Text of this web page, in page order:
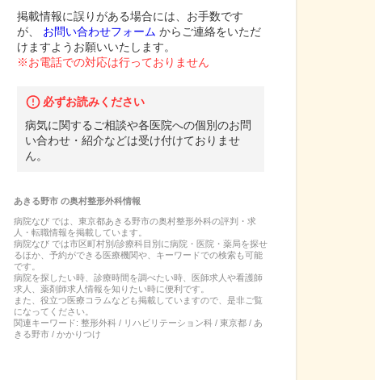
掲載情報に誤りがある場合には、お手数です
が、
お問い合わせフォーム からご連絡をいただ
けますようお願いいたします。
※お電話での対応は行っておりません
必ずお読みください
病気に関するご相談や各医院への個別のお問
い合わせ・紹介などは受け付けておりませ
ん。
あきる野市の奥村整形外科情報
病院なび では、 東京都あきる野市の奥村整形外科の評判・求
人・転職情報を掲載しています。
病院なび では市区町村別/診療科目別に病院・医院・薬局を探せ
るほか、予約ができる医療機関や、キーワードでの検索も可能
です。
病院を探したい時、診療時間を調べたい時、医師求人や看護師
求人、薬剤師求人情報を知りたい時に便利です。
また、役立つ医療コラムなども掲載していますので、是非ご覧
になってください。
関連キーワード: 整形外科 / リハビリテーション科 / 東京都 / あ
きる野市 / かかりつけ